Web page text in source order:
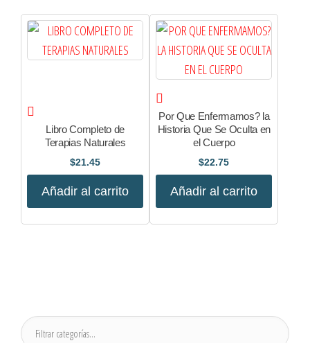
Libro Completo de
Terapias Naturales
$21.45
Añadir al carrito
Por Que Enfermamos? la
Historia Que Se Oculta en
el Cuerpo
$22.75
Añadir al carrito